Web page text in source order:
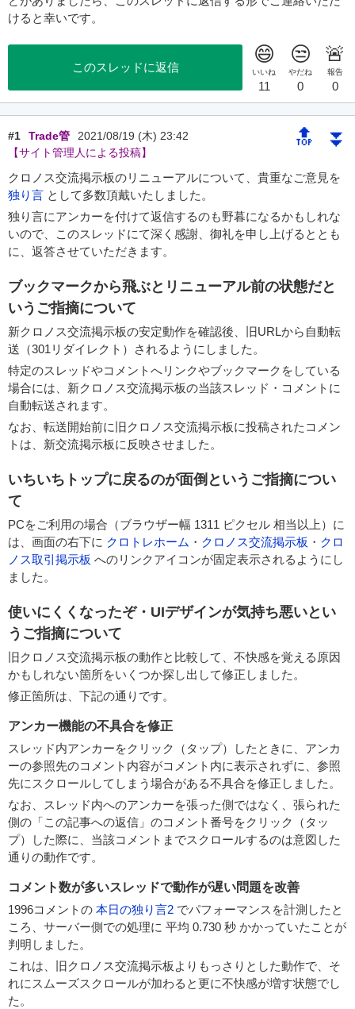
けると幸いです。
このスレッドに返信
#1 Trade管
2021/08/19 (木) 23:42
【サイト管理人による投稿】
🔝 ⏬
クロノス交流掲示板のリニューアルについて、貴重なご意見を
独り言 として多数頂戴いたしました。
独り言にアンカーを付けて返信するのも野暮になるかもしれな
いので、このスレッドにて深く感謝、御礼を申し上げるととも
に、返答させていただきます。
ブックマークから飛ぶとリニューアル前の状態だと
いうご指摘について
新クロノス交流掲示板の安定動作を確認後、旧URLから自動転
送（301リダイレクト）されるようにしました。
特定のスレッドやコメントへリンクやブックマークをしている
場合には、新クロノス交流掲示板の当該スレッド・コメントに
自動転送されます。
なお、転送開始前に旧クロノス交流掲示板に投稿されたコメン
トは、新交流掲示板に反映させました。
いちいちトップに戻るのが面倒というご指摘につい
て
PCをご利用の場合（ブラウザー幅 1311 ピクセル 相当以上）に
は、画面の右下に クロトレホーム ・ クロノス交流掲示板 ・ クロ
ノス取引掲示板 へのリンクアイコンが固定表示されるようにし
ました。
使いにくくなったぞ・UIデザインが気持ち悪いとい
うご指摘について
旧クロノス交流掲示板の動作と比較して、不快感を覚える原因
かもしれない箇所をいくつか探し出して修正しました。
修正箇所は、下記の通りです。
アンカー機能の不具合を修正
スレッド内アンカーをクリック（タップ）したときに、アンカ
ーの参照先のコメント内容がコメント内に表示されずに、参照
先にスクロールしてしまう場合がある不具合を修正しました。
なお、スレッド内へのアンカーを張った側ではなく、張られた
側の「この記事への返信」のコメント番号をクリック（タッ
プ）した際に、当該コメントまでスクロールするのは意図した
通りの動作です。
コメント数が多いスレッドで動作が遅い問題を改善
1996コメントの 本日の独り言2 でパフォーマンスを計測したと
ころ、サーバー側での処理に 平均 0.730 秒 かかっていたことが
判明しました。
これは、旧クロノス交流掲示板よりもっさりとした動作で、そ
れにスムーズスクロールが加わると更に不快感が増す状態でし
た。